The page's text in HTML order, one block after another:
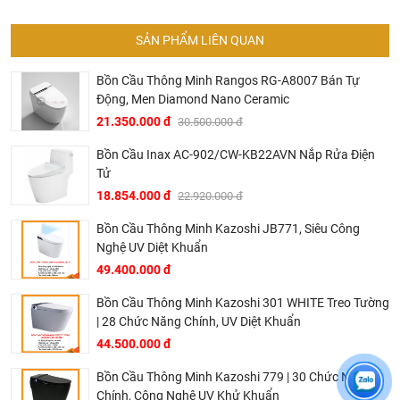
cầu và giảm tiếng ồn.
Mức nước xả đại là 4,5 lít, xả tiểu là 3 lít.
- Nắp rửa cơ INAX CW-S15VN
Nắp rửa cơ INAX CW-S15VN kết hợp ăn nhập với bồn
cầu INAX 1 khối AC-1052 và tạo nên sự tiện nghi vượt
trội trong sinh hoạt khi nó không chỉ đáp ứng nhu cầu cơ
tính năng:
Vòi rửa nước lạnh, vận hành đơn giản chỉ cần gạt nút,
không sử dụng điện năng, tiết kiệm chi phí.
Vòi rửa bên trong nắp có khả năng tự vệ sinh bằng nước
trước và sau khi sử dụng đảm bảo vệ sinh cho gia đình
bạn
Tiện nghi, dễ dàng sử dụng, giảm thiểu sử dụng giấy vệ
SẢN PHẨM LIÊN QUAN
Bồn Cầu Thông Minh Rangos RG-A8007 Bán Tự
Động, Men Diamond Nano Ceramic
21.350.000 đ 30.500.000 đ
Bồn Cầu Inax AC-902/CW-KB22AVN Nắp Rửa Điện
Tử
18.854.000 đ 22.920.000 đ
Bồn Cầu Thông Minh Kazoshi JB771, Siêu Công
Nghệ UV Diệt Khuẩn
49.400.000 đ
Bồn Cầu Thông Minh Kazoshi 301 WHITE Treo Tường
| 28 Chức Năng Chính, UV Diệt Khuẩn
44.500.000 đ
Bồn Cầu Thông Minh Kazoshi 779 | 30 Chức Năng
Chính, Công Nghệ UV Khử Khuẩn